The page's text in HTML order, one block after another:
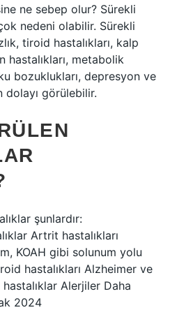
ne sebep olur? Sürekli
nedeni olabilir. Sürekli
tiroid hastalıkları, kalp
hastalıkları, metabolik
bozuklukları, depresyon ve
dolayı görülebilir.
şunlardır:
Artrit hastalıkları
KOAH gibi solunum yolu
hastalıkları Alzheimer ve
Alerjiler Daha
2024